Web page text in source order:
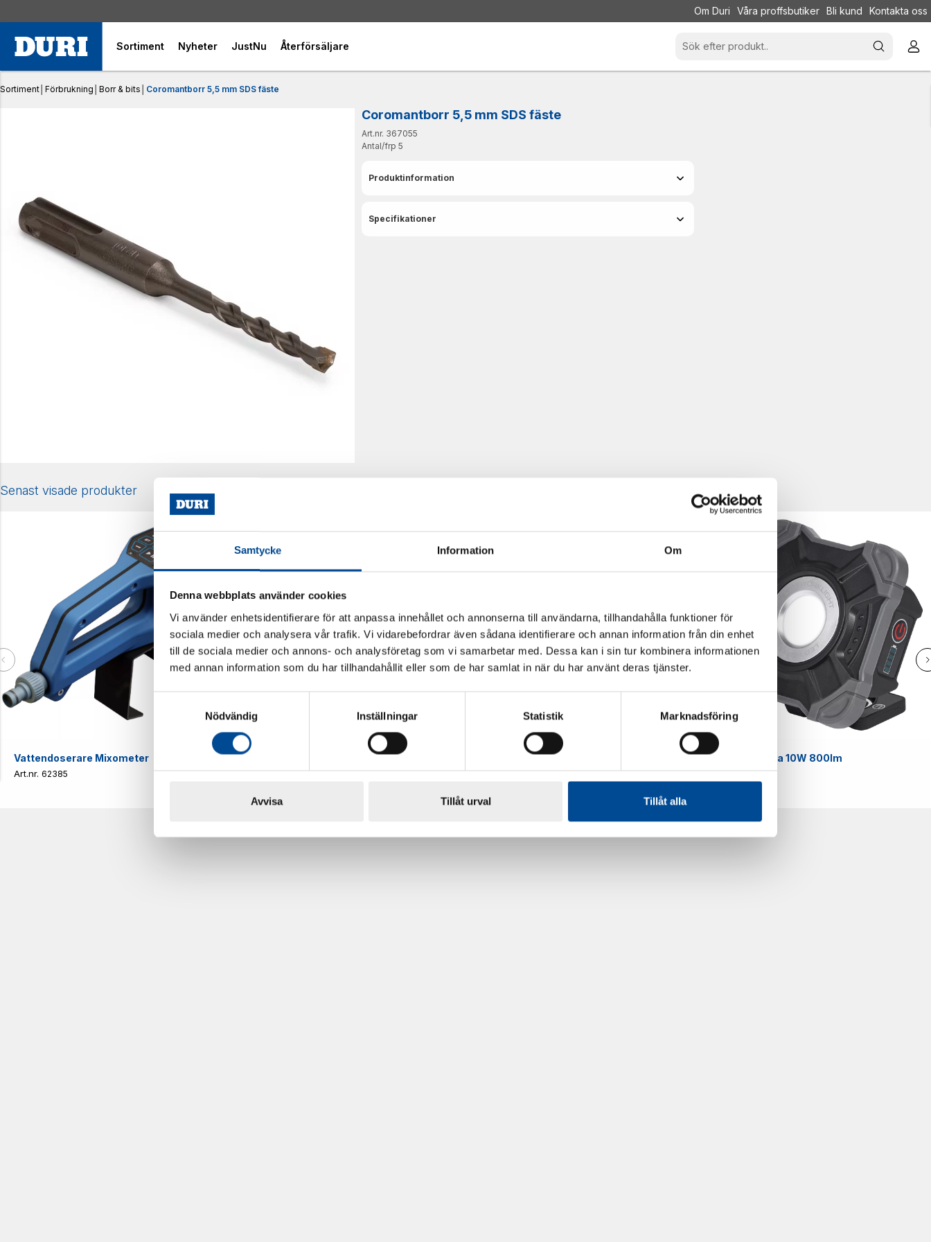
Samtycke Information Om
Denna webbplats använder cookies
Vi använder enhetsidentifierare för att anpassa innehållet och annonserna till användarna, tillhandahålla funktioner för
sociala medier och analysera vår trafik. Vi vidarebefordrar även sådana identifierare och annan information från din enhet
till de sociala medier och annons- och analysföretag som vi samarbetar med. Dessa kan i sin tur kombinera informationen
med annan information som du har tillhandahållit eller som de har samlat in när du har använt deras tjänster.
Nödvändig
Inställningar Statistik Marknadsföring
Avvisa Tillåt urval Tillåt alla
Om Duri Våra proffsbutiker Bli kund Kontakta oss
Sortiment Nyheter JustNu Återförsäljare
Sortiment Förbrukning Borr & bits Coromantborr 5,5 mm SDS fäste
Coromantborr 5,5 mm SDS fäste
Art.nr. 367055
Antal/frp 5
Produktinformation
Specifikationer
Senast visade produkter
Vattendoserare Mixometer
62385 62617
Renoveringsgolv Floorfixx Smart
81814
Arbetslampa 10W 800lm
59070